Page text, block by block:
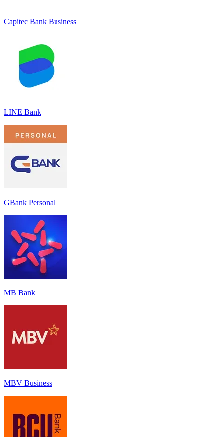
Capitec Bank Business
LINE Bank
GBank Personal
MB Bank
MBV Business